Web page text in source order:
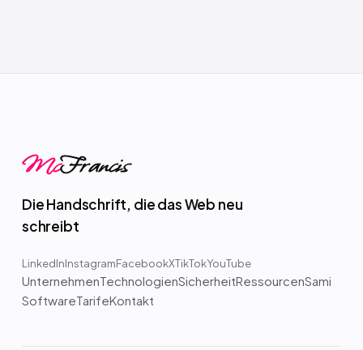
McFrancis
Die Handschrift, die das Web neu
schreibt
LinkedInInstagramFacebookXTikTokYouTube
UnternehmenTechnologienSicherheitRessourcenSami
SoftwareTarifeKontakt